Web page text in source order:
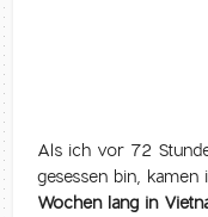
Als ich vor 72
gesessen bin,
Wochen lang in